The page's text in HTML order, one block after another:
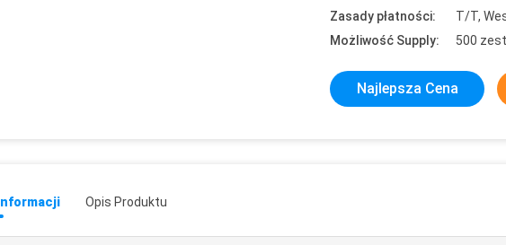
Zasady płatności:
T/T,
Możliwość Supply:
500
Najlepsza Cena
Opis Produktu